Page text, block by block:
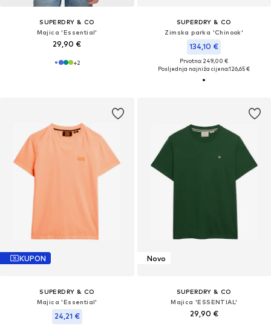
SUPERDRY & CO
Majica 'Essential'
29,90 €
+2
SUPERDRY & CO
Zimska parka 'Chinook'
134,10 €
Prvotno: 249,00 €
Posljednja najniža cijena:126,65 €
KUPON
SUPERDRY & CO
Majica 'Essential'
24,21 €
Novo
SUPERDRY & CO
Majica 'ESSENTIAL'
29,90 €